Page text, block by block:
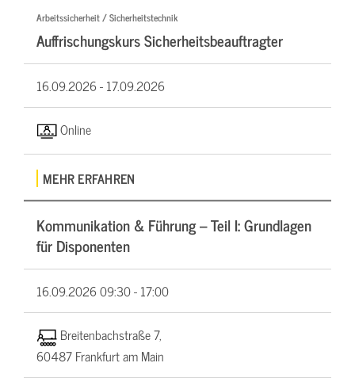
Arbeitssicherheit / Sicherheitstechnik
Auffrischungskurs Sicherheitsbeauftragter
16.09.2026 -17.09.2026
Online
MEHR ERFAHREN
Kommunikation & Führung – Teil I: Grundlagen
für Disponenten
16.09.202609:30 - 17:00
Breitenbachstraße 7,
60487 Frankfurt am Main